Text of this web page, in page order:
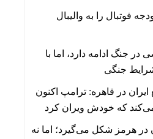
فوتبال را به والیبال
در جنگ ادامه دارد، اما با
شرایط جنگی
در قاهره: ترامپ اکنون
می‌کند که خودش ویران کرد
در هرمز شکل می‌گیرد؛ اما نه